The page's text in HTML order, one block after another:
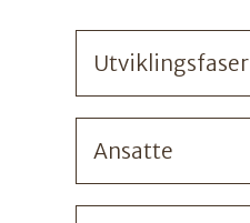
Utviklingsfaser
Ansatte